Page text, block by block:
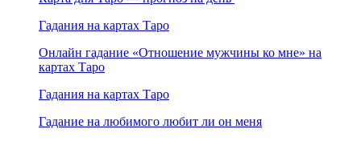
Гадания на картах Таро
Онлайн гадание «Отношение мужчины ко мне» на
картах Таро
Гадания на картах Таро
Гадание на любимого любит ли он меня